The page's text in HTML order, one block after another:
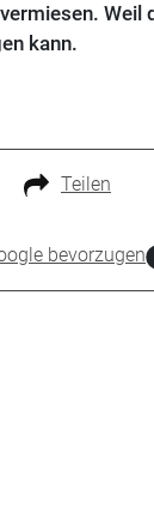
Weil
kann.
Teilen
bevorzugen